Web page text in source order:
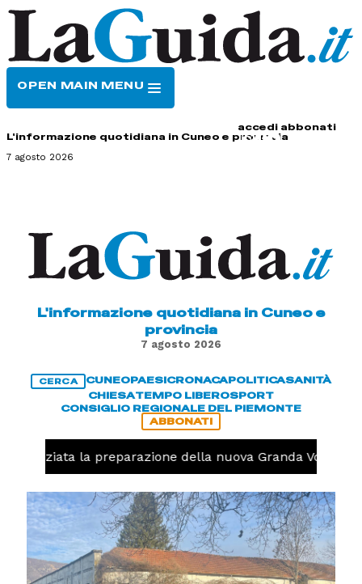
OPEN MAIN MENU
accedi abbonati
L'informazione quotidiana in Cuneo e provincia
7 agosto 2026
L'informazione quotidiana in Cuneo e
provincia
7 agosto 2026
CERCA CUNEOPAESICRONACAPOLITICASANITÀ
CHIESATEMPO LIBEROSPORT
CONSIGLIO REGIONALE DEL PIEMONTE
ABBONATI
iniziata la preparazione della nuova Granda Volley